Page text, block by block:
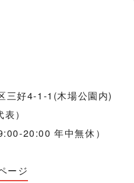
三好4-1-1(木場公園内)
）
20:00 年中無休）
ージ